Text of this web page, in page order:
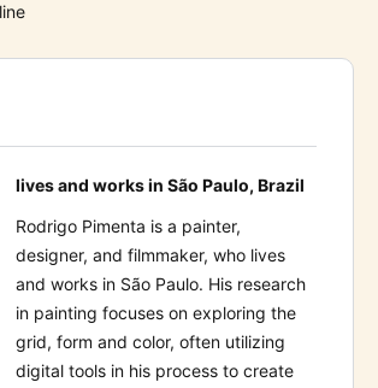
lives and works in São Paulo, Brazil
Rodrigo Pimenta is a painter,
designer, and filmmaker, who lives
and works in São Paulo. His research
in painting focuses on exploring the
grid, form and color, often utilizing
digital tools in his process to create